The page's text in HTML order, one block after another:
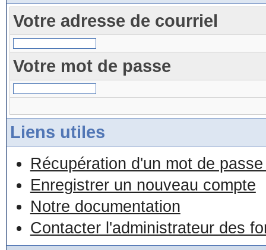
Votre adresse de courriel
Votre mot de passe
Liens utiles
Récupération d'un mot de
Enregistrer un nouveau compte
Notre documentation
Contacter l'administrateur des